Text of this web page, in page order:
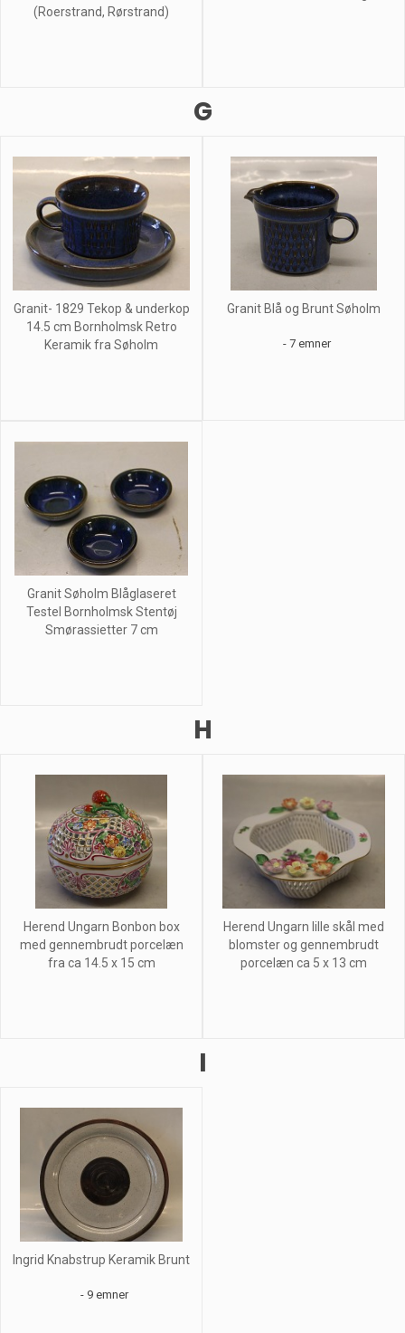
(Roerstrand, Rørstrand)
G
Granit- 1829 Tekop & underkop
14.5 cm Bornholmsk Retro
Keramik fra Søholm
Granit Blå og Brunt Søholm
- 7 emner
Granit Søholm Blåglaseret
Testel Bornholmsk Stentøj
Smørassietter 7 cm
H
Herend Ungarn Bonbon box
med gennembrudt porcelæn
fra ca 14.5 x 15 cm
Herend Ungarn lille skål med
blomster og gennembrudt
porcelæn ca 5 x 13 cm
I
Ingrid Knabstrup Keramik Brunt
- 9 emner